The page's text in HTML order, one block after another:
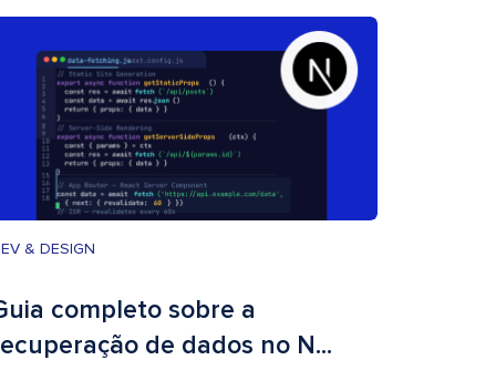
& DESIGN
completo sobre a
de dados no N...